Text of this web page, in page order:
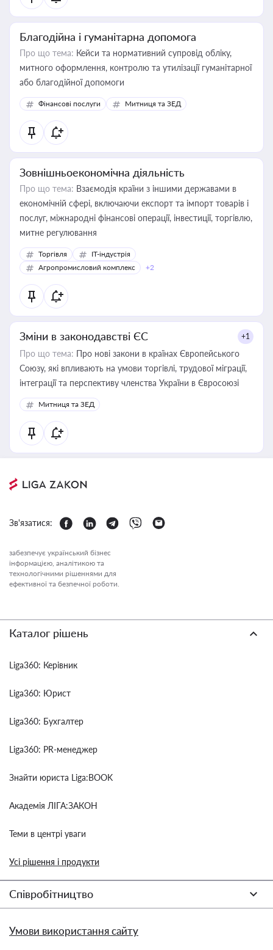
Благодійна і гуманітарна допомога
Про що тема: Кейси та нормативний супровід обліку,
митного оформлення, контролю та утилізації гуманітарної
або благодійної допомоги
Фінансові послуги Митниця та ЗЕД
Зовнішньоекономічна діяльність
Про що тема: Взаємодія країни з іншими державами в
економічній сфері, включаючи експорт та імпорт товарів і
послуг, міжнародні фінансові операції, інвестиції, торгівлю,
митне регулювання
Торгівля
IT-індустрія
Агропромисловий комплекс
+2
Зміни в законодавстві ЄС +1
Про що тема: Про нові закони в країнах Європейського
Союзу, які впливають на умови торгівлі, трудової міграції,
інтеграції та перспективу членства України в Євросоюзі
Митниця та ЗЕД
Зв'язатися:
забезпечує український бізнес
інформацією, аналітикою та
технологічними рішеннями для
ефективної та безпечної роботи.
Каталог рішень
Liga360: Керівник
Liga360: Юрист
Liga360: Бухгалтер
Liga360: PR-менеджер
Знайти юриста Liga:BOOK
Академія ЛІГА:ЗАКОН
Теми в центрі уваги
Усі рішення і продукти
Співробітництво
Умови використання сайту